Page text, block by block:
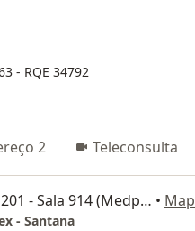
- RQE 34792
2 Teleconsulta
Rua Gomes Jardim 201 - Sala 914 (Medplex , Torre Norte Saúde), Porto Alegre •
- Santana